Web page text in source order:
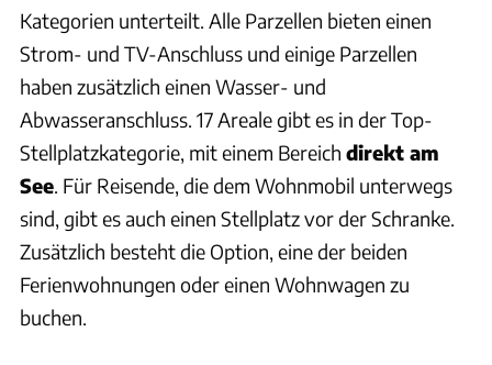
Kategorien unterteilt. Alle Parzellen bieten einen
Strom- und TV-Anschluss und einige Parzellen
haben zusätzlich einen Wasser- und
Abwasseranschluss. 17 Areale gibt es in der Top-
Stellplatzkategorie, mit einem Bereich direkt am
See. Für Reisende, die dem Wohnmobil unterwegs
sind, gibt es auch einen Stellplatz vor der Schranke.
Zusätzlich besteht die Option, eine der beiden
Ferienwohnungen oder einen Wohnwagen zu
buchen.